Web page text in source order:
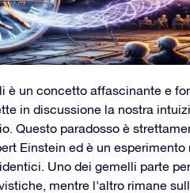
è un concetto affascinante e
in discussione la nostra
Questo paradosso è
Einstein ed è un
Uno dei gemelli parte
mentre l'altro rimane